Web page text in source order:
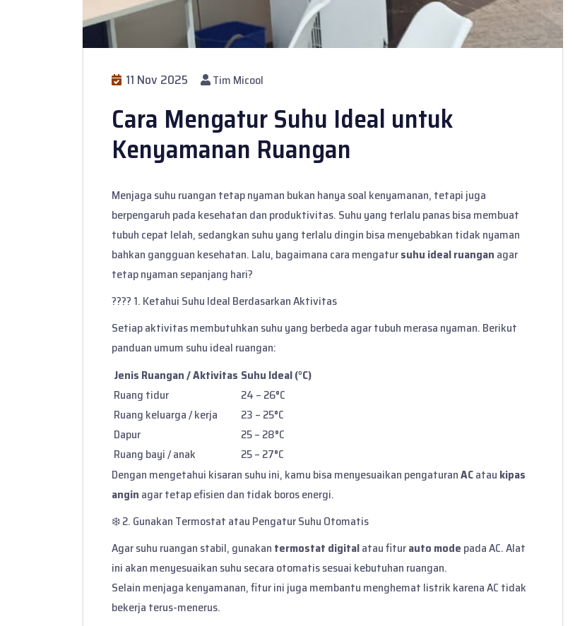
11 Nov 2025 Tim Micool
Cara Mengatur Suhu Ideal untuk
Kenyamanan Ruangan
Menjaga suhu ruangan tetap nyaman bukan hanya soal kenyamanan, tetapi juga
berpengaruh pada kesehatan dan produktivitas. Suhu yang terlalu panas bisa membuat
tubuh cepat lelah, sedangkan suhu yang terlalu dingin bisa menyebabkan tidak nyaman
bahkan gangguan kesehatan. Lalu, bagaimana cara mengatursuhu ideal ruangan agar
tetap nyaman sepanjang hari?
????️ 1. Ketahui Suhu Ideal Berdasarkan Aktivitas
Setiap aktivitas membutuhkan suhu yang berbeda agar tubuh merasa nyaman. Berikut
panduan umum suhu ideal ruangan:
Jenis Ruangan / Aktivitas Suhu Ideal (°C)
Ruang tidur
24 – 26°C
Ruang keluarga / kerja
23 – 25°C
Dapur
25 – 28°C
Ruang bayi / anak
25 – 27°C
Dengan mengetahui kisaran suhu ini, kamu bisa menyesuaikan pengaturanACatau kipas
angin agar tetap efisien dan tidak boros energi.
❄️ 2. Gunakan Termostat atau Pengatur Suhu Otomatis
Agar suhu ruangan stabil, gunakan termostat digitalatau fiturauto mode pada AC. Alat
ini akan menyesuaikan suhu secara otomatis sesuai kebutuhan ruangan.
Selain menjaga kenyamanan, fitur ini juga membantu menghemat listrik karena AC tidak
bekerja terus-menerus.